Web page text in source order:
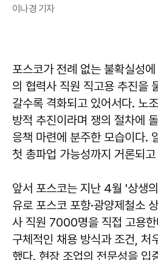
이나경 기자
포스코가 전례 없는 불확실성
의 협력사 직원 직고용 추진을
갈수록 격화되고 있어서다. 노
방적 추진이라며 쟁의 절차에
응책 마련에 분주한 모습이다.
첫 총파업 가능성까지 거론되
앞서 포스코는 지난 4월 '상생
유로 포스코 포항·광양제철소
사 직원 7000명을 직접 고용
구체적인 채용 방식과 조건, 처
했다. 현장 조업의 전문성을 입